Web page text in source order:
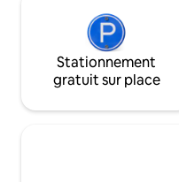
Stationnement
gratuit sur place